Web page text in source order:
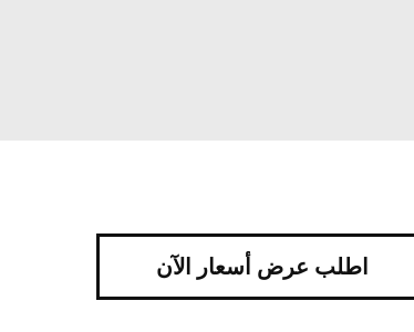
اطلب عرض أسعار الآن